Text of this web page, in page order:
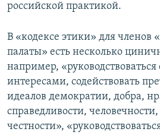
российской практикой.
В «кодексе этики» для членов
палаты» есть несколько
например,
интересами, содействовать
идеалов демократии, добра,
справедливости,
честности»,